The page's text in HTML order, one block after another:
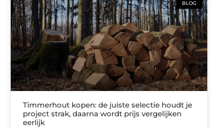
BLOG
Timmerhout kopen: de juiste selectie houdt je
project strak, daarna wordt prijs vergelijken
eerlijk